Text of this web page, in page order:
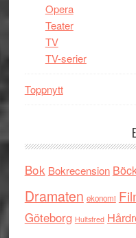
Opera
Teater
TV
TV-serier
Toppnytt
Bok Bokrecension
Dramaten ekonomi
Göteborg Hultsfred